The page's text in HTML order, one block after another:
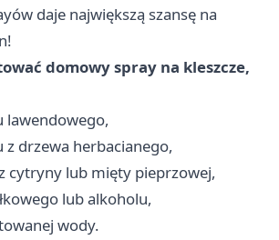
daje największą szansę na
domowy spray na kleszcze,
lawendowego,
drzewa herbacianego,
cytryny lub mięty pieprzowej,
lub alkoholu,
wody.